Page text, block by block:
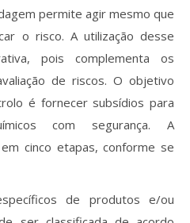
permite agir mesmo que
o risco. A utilização desse
pois complementa os
de riscos. O objetivo
é fornecer subsídios para
com segurança. A
cinco etapas, conforme se
de produtos e/ou